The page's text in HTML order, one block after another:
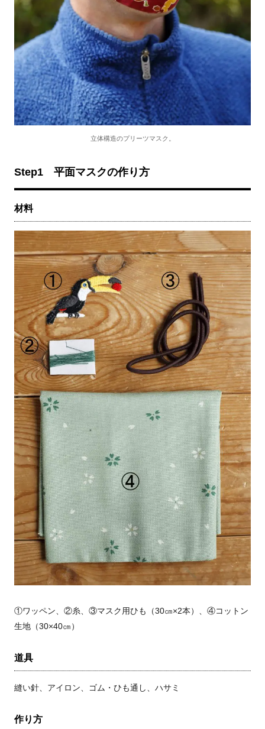
立体構造のプリーツマスク。
Step1 平面マスクの作り方
材料
①ワッペン、②糸、③マスク用ひも（30㎝×2本）、④コットン
生地（30×40㎝）
道具
縫い針、アイロン、ゴム・ひも通し、ハサミ
作り方